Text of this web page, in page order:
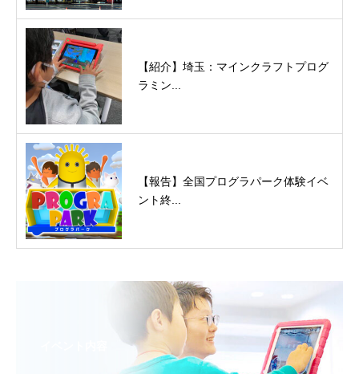
【紹介】埼玉：マインクラフトプログ
ラミン...
【報告】全国プログラパーク体験イベ
ント終...